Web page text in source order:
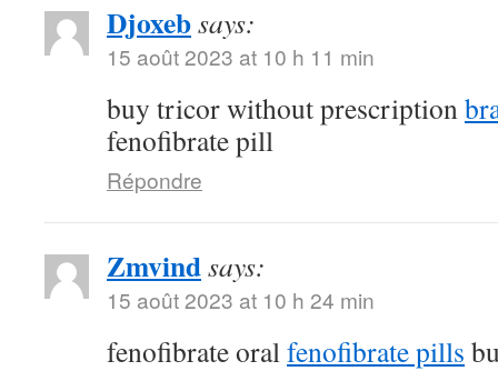
Djoxebsays:
15 août 2023 at 10 h 11 min
buy tricor without prescription
fenofibrate pill
Répondre
Zmvindsays:
15 août 2023 at 10 h 24 min
fenofibrate oralfenofibrate pills